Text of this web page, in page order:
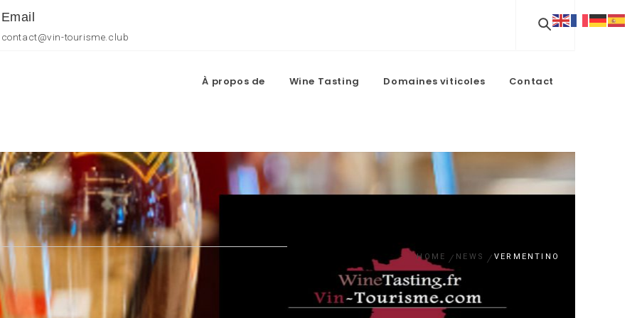
Email
contact@vin-tourisme.club
À propos de Wine Tasting Domaines viticoles Contact
HOME NEWS VERMENTINO